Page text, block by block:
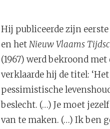
Hij publiceerde zijn
en hetNieuw Vlaams
(1967) werd bekroond
verklaarde hij de titel:
pessimistische
beslecht. (…) Je moet
van te maken. (…) Ik ben